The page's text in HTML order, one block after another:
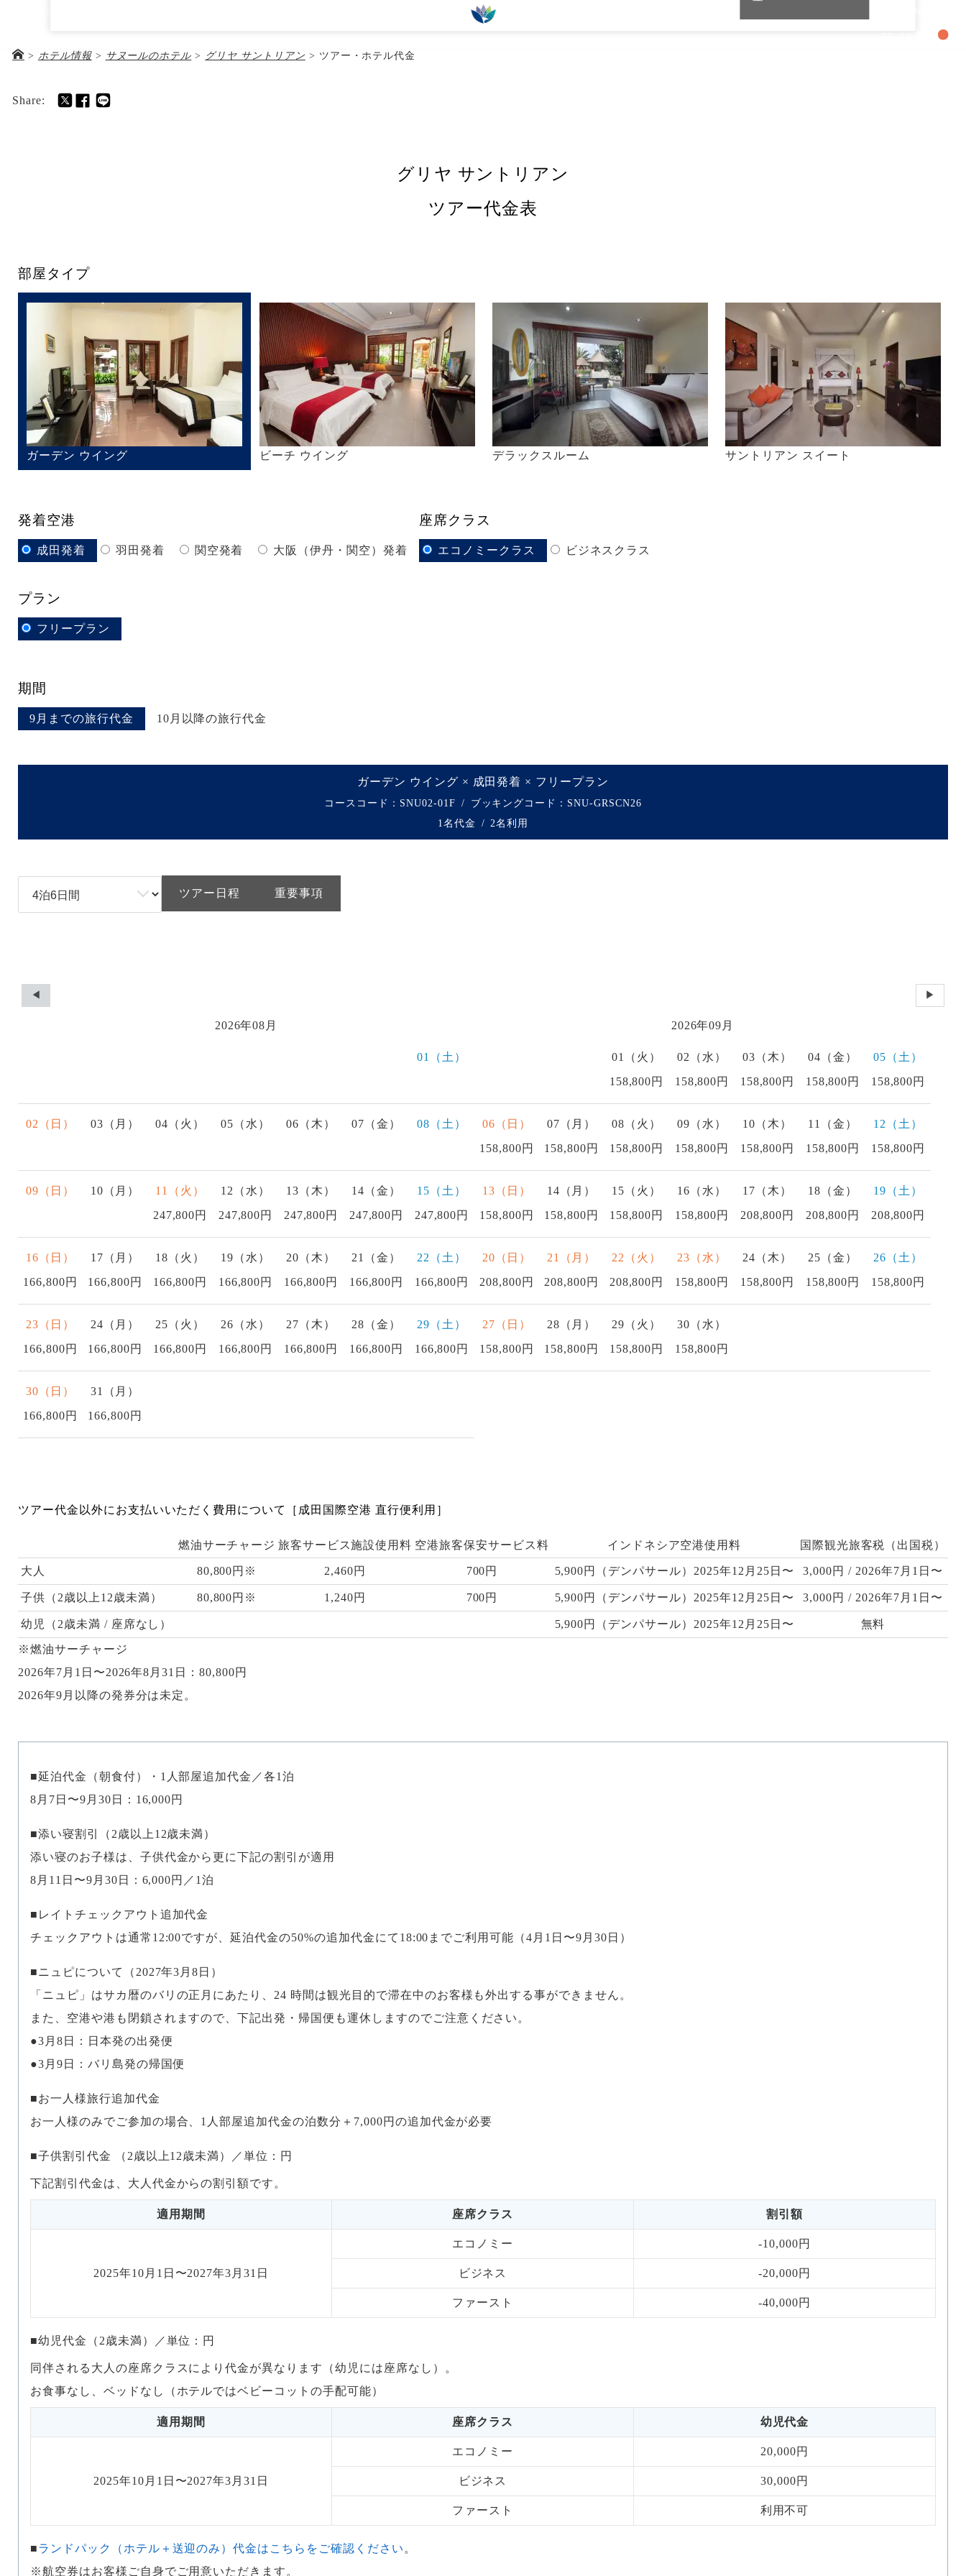
> ホテル情報> サヌールのホテル > グリヤ サントリアン > ツアー・ホテル代金
Share:
グリヤ サントリアン
ツアー代金表
部屋タイプ
ガーデン ウイング ビーチ ウイング デラックスルーム サントリアン スイート
発着空港
成田発着 羽田発着 関空発着 大阪（伊丹・関空）発着
座席クラス
エコノミークラス ビジネスクラス
プラン
フリープラン
期間
9月までの旅行代金 10月以降の旅行代金
ガーデン ウイング × 成田発着 × フリープラン
コースコード：SNU02-01F ブッキングコード： SNU-GRSCN26
1名代金
2名利用
ツアー日程 重要事項
◀ ▶
2026年08月
01（土）
02（日） 03（月） 04（火） 05（水） 06（木） 07（金） 08（土）
09（日） 10（月）
11（火）
247,800円
12（水）
247,800円
13（木）
247,800円
14（金）
247,800円
15（土）
247,800円
16（日）
166,800円
17（月）
166,800円
18（火）
166,800円
19（水）
166,800円
20（木）
166,800円
21（金）
166,800円
22（土）
166,800円
23（日）
166,800円
24（月）
166,800円
25（火）
166,800円
26（水）
166,800円
27（木）
166,800円
28（金）
166,800円
29（土）
166,800円
30（日）
166,800円
31（月）
166,800円
2026年09月
01（火）
158,800円
02（水）
158,800円
03（木）
158,800円
04（金）
158,800円
05（土）
158,800円
06（日）
158,800円
07（月）
158,800円
08（火）
158,800円
09（水）
158,800円
10（木）
158,800円
11（金）
158,800円
12（土）
158,800円
13（日）
158,800円
14（月）
158,800円
15（火）
158,800円
16（水）
158,800円
17（木）
208,800円
18（金）
208,800円
19（土）
208,800円
20（日）
208,800円
21（月）
208,800円
22（火）
208,800円
23（水）
158,800円
24（木）
158,800円
25（金）
158,800円
26（土）
158,800円
27（日）
158,800円
28（月）
158,800円
29（火）
158,800円
30（水）
158,800円
ツアー代金以外にお支払いいただく費用について［成田国際空港 直行便利用］
燃油サーチャージ 旅客サービス施設使用料 空港旅客保安サービス料 インドネシア空港使用料 国際観光旅客税（出国税）
大人 80,800円※ 2,460円 700円 5,900円（デンパサール）2025年12月25日〜 3,000円 / 2026年7月1日〜
子供（2歳以上12歳未満） 80,800円※ 1,240円 700円 5,900円（デンパサール）2025年12月25日〜 3,000円 / 2026年7月1日〜
幼児（2歳未満 / 座席なし） 5,900円（デンパサール）2025年12月25日〜 無料
※燃油サーチャージ
2026年7月1日〜2026年8月31日：80,800円
2026年9月以降の発券分は未定。
延泊代金（朝食付）・1人部屋追加代金／各1泊
8月7日〜9月30日：16,000円
添い寝割引（2歳以上12歳未満）
添い寝のお子様は、子供代金から更に下記の割引が適用
8月11日〜9月30日：6,000円／1泊
レイトチェックアウト追加代金
チェックアウトは通常12:00ですが、延泊代金の50%の追加代金にて18:00までご利用可能（4月1日〜9月30日）
ニュピについて（2027年3月8日）
「ニュピ」はサカ暦のバリの正月にあたり、24 時間は観光目的で滞在中のお客様も外出する事ができません。
また、空港や港も閉鎖されますので、下記出発・帰国便も運休しますのでご注意ください。
●3月8日：日本発の出発便
●3月9日：バリ島発の帰国便
お一人様旅行追加代金
お一人様のみでご参加の場合、1人部屋追加代金の泊数分＋7,000円の追加代金が必要
子供割引代金 （2歳以上12歳未満）／単位：円
下記割引代金は、大人代金からの割引額です。
適用期間 座席クラス 割引額
2025年10月1日 〜2027年3月31日
エコノミー -10,000円
ビジネス -20,000円
ファースト -40,000円
幼児代金（2歳未満）／単位：円
同伴される大人の座席クラスにより代金が異なります（幼児には座席なし）。
お食事なし、ベッドなし（ホテルではベビーコットの手配可能）
適用期間 座席クラス 幼児代金
2025年10月1日 〜2027年3月31日
エコノミー 20,000円
ビジネス 30,000円
ファースト 利用不可
ランドパック（ホテル＋送迎のみ）代金はこちらをご確認ください 。
※航空券はお客様ご自身でご用意いただきます。